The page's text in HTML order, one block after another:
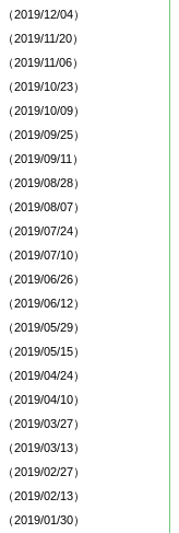
（2019/12/04）
（2019/11/20）
（2019/11/06）
（2019/10/23）
（2019/10/09）
（2019/09/25）
（2019/09/11）
（2019/08/28）
（2019/08/07）
（2019/07/24）
（2019/07/10）
（2019/06/26）
（2019/06/12）
（2019/05/29）
（2019/05/15）
（2019/04/24）
（2019/04/10）
（2019/03/27）
（2019/03/13）
（2019/02/27）
（2019/02/13）
（2019/01/30）